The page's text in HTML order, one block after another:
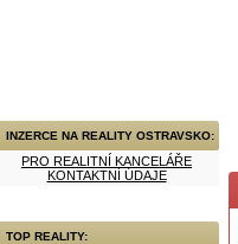
INZERCE NA REALITY OSTRAVSKO:
PRO REALITNÍ KANCELÁŘE
KONTAKTNÍ ÚDAJE
TOP REALITY: